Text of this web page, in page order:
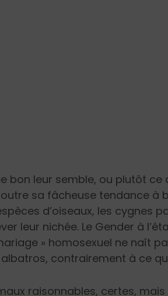
bon leur semble, ou plutôt
outre sa fâcheuse tendance à
d’oiseaux, les cygnes
leur nichée. Le Gender à
» homosexuel ne naît
contrairement à ce
raisonnables, certes,